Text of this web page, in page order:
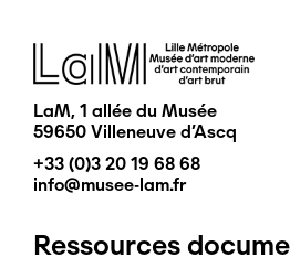
Image
LaM, 1 allée du Musée
59650 Villeneuve d'Ascq
+33 (0)3 20 19 68 68
info@musee-lam.fr
Pied
Ressources